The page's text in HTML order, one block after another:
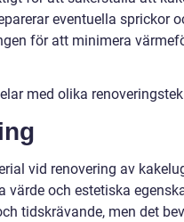
eventuella sprickor
för att minimera
med olika
vid renovering av
värde och estetiska
tidskrävande, men det